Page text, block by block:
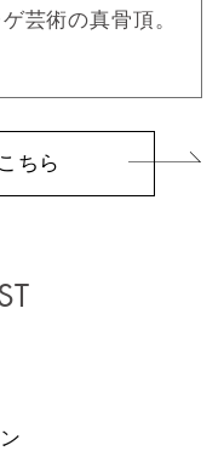
芸術の真骨頂。
ちら